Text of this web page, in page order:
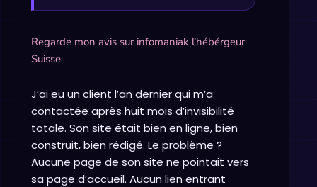
Regarde mon avis sur infomaniak l’hébérgeur
Suisse
J’ai eu un client l’an dernier qui m’a
contactée après huit mois d’invisibilité
totale. Son site était bien en ligne, bien
construit, bien rédigé. Le problème ?
Aucune page de son site ne pointait vers
sa page d’accueil. Aucun lien entrant